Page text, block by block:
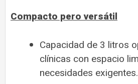
Compacto pero versátil
Capacidad de 3 litros
clínicas con espacio
necesidades exigentes.